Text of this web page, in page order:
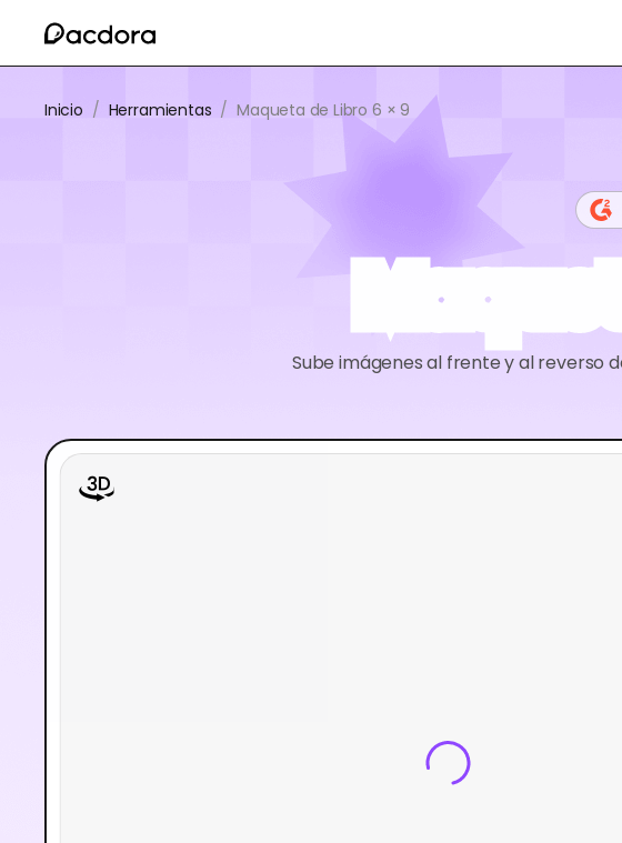
Inicio / Herramientas / Maqueta de Libro 6 × 9
Sube imágenes al frente y al reverso